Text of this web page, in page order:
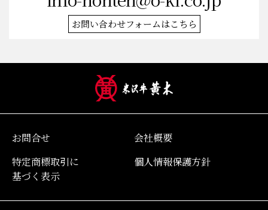
お問い合わせフォームはこちら
お問合せ
会社概要
特定商標取引に
基づく表示
個人情報保護方針